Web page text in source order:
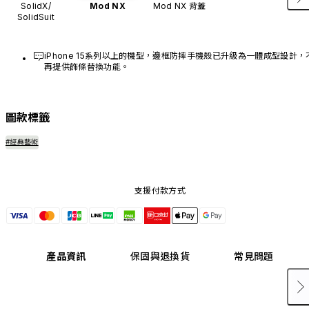
SolidX/
SolidSuit
Mod NX Mod NX 背蓋
iPhone 15系列以上的機型，邊框防摔手機殼已升級為一體成型設計，
再提供飾條替換功能。
圖款標籤
#經典藝術
支援付款方式
產品資訊 保固與退換貨 常見問題